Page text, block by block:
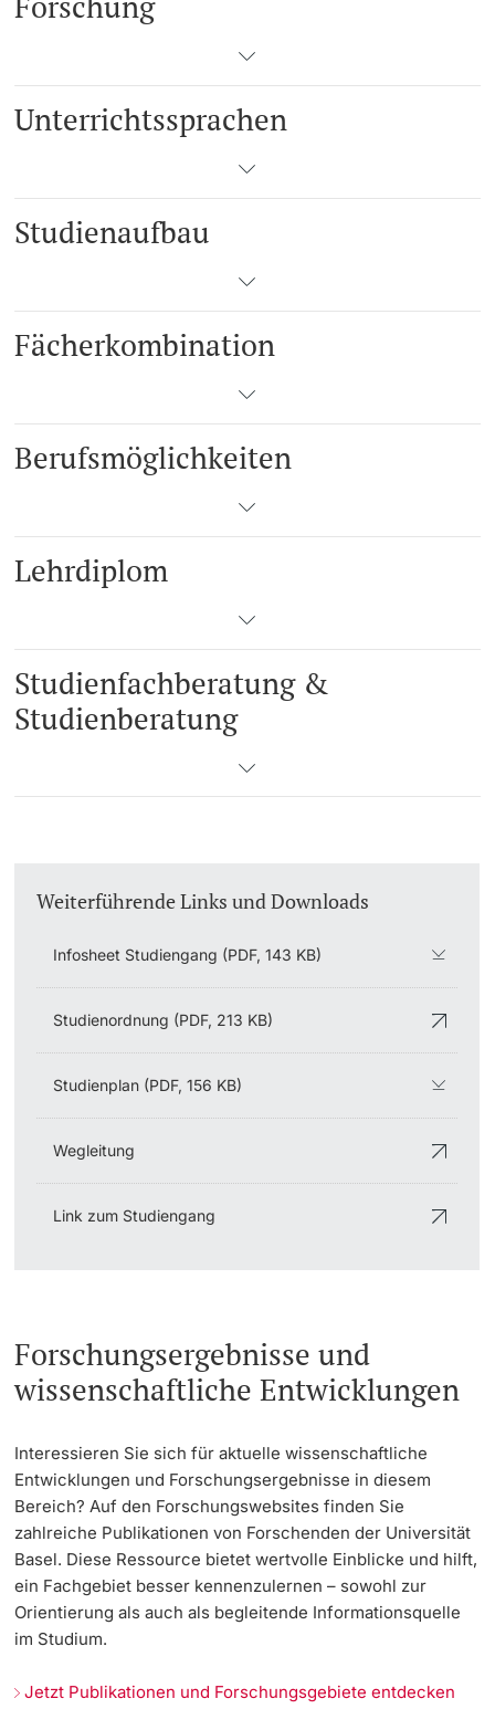
Unterrichtssprachen
Studienaufbau
Fächerkombination
Berufsmöglichkeiten
Lehrdiplom
Studienfachberatung &
Studienberatung
Weiterführende Links und Downloads
Infosheet Studiengang (PDF, 143 KB)
Studienordnung (PDF, 213 KB)
Studienplan (PDF, 156 KB)
Wegleitung
Link zum Studiengang
Forschungsergebnisse und
wissenschaftliche Entwicklungen
Interessieren Sie sich für aktuelle wissenschaftliche
Entwicklungen und Forschungsergebnisse in diesem
Bereich? Auf den Forschungswebsites finden Sie
zahlreiche Publikationen von Forschenden der Universität
Basel. Diese Ressource bietet wertvolle Einblicke und hilft,
ein Fachgebiet besser kennenzulernen – sowohl zur
Orientierung als auch als begleitende Informationsquelle
im Studium.
Jetzt Publikationen und Forschungsgebiete entdecken